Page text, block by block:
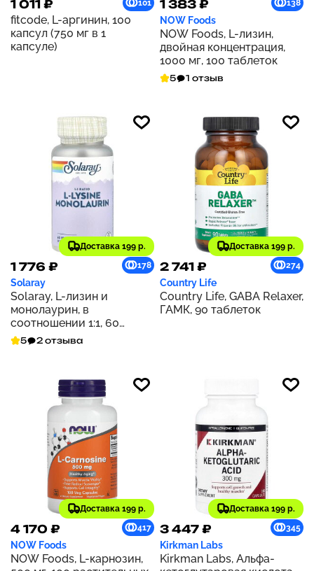
1 011 ₽ 101
fitcode, L-аргинин, 100
капсул (750 мг в 1
капсуле)
1 383 ₽ 138
NOW Foods
NOW Foods, L-лизин,
двойная концентрация,
1000 мг, 100 таблеток
5 1 отзыв
Доставка 199 р.
1 776 ₽ 178
Solaray
Solaray, L-лизин и
монолаурин, в
соотношении 1:1, 60
вегетарианских капсул
5 2 отзыва
Доставка 199 р.
2 741 ₽ 274
Country Life
Country Life, GABA Relaxer,
ГАМК, 90 таблеток
Доставка 199 р.
4 170 ₽ 417
NOW Foods
NOW Foods, L-карнозин,
Доставка 199 р.
3 447 ₽ 345
Kirkman Labs
Kirkman Labs, Альфа-